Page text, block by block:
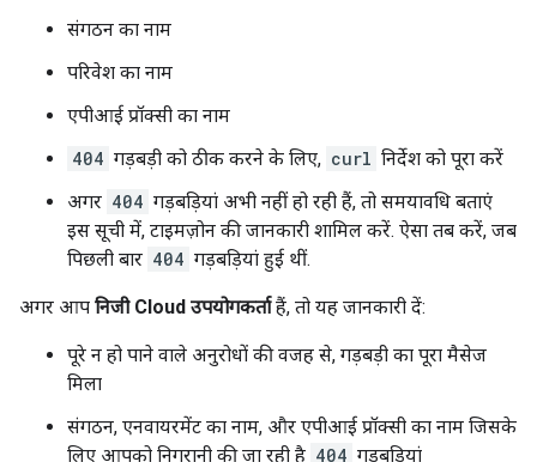
संगठन का नाम
परिवेश का नाम
एपीआई प्रॉक्सी का नाम
404 गड़बड़ी को ठीक करने के लिए, curl निर्देश को पूरा करें
अगर 404 गड़बड़ियां अभी नहीं हो रही हैं, तो समयावधि बताएं
इस सूची में, टाइमज़ोन की जानकारी शामिल करें. ऐसा तब करें, जब
पिछली बार 404 गड़बड़ियां हुई थीं.
अगर आप निजी Cloud उपयोगकर्ताहैं, तो यह जानकारी दें:
पूरे न हो पाने वाले अनुरोधों की वजह से, गड़बड़ी का पूरा मैसेज
मिला
संगठन, एनवायरमेंट का नाम, और एपीआई प्रॉक्सी का नाम जिसके
लिए आपको निगरानी की जा रही है 404 गड़बड़ियां